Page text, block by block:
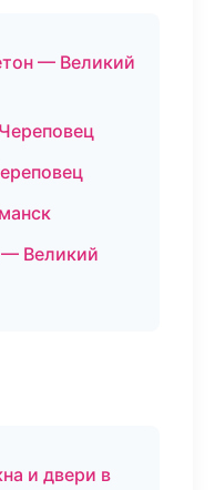
— Великий
— Великий
и двери в